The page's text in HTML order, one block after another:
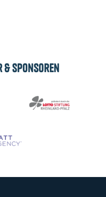
Sponsoren